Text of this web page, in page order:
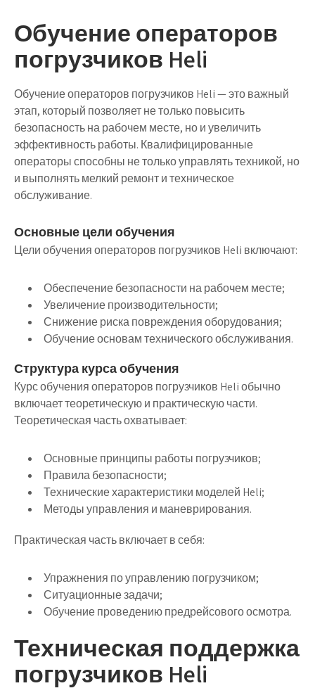
Обучение операторов
погрузчиков Heli
Обучение операторов погрузчиков Heli — это важный
этап, который позволяет не только повысить
безопасность на рабочем месте, но и увеличить
эффективность работы. Квалифицированные
операторы способны не только управлять техникой, но
и выполнять мелкий ремонт и техническое
обслуживание.
Основные цели обучения
Цели обучения операторов погрузчиков Heli включают:
Обеспечение безопасности на рабочем месте;
Увеличение производительности;
Снижение риска повреждения оборудования;
Обучение основам технического обслуживания.
Структура курса обучения
Курс обучения операторов погрузчиков Heli обычно
включает теоретическую и практическую части.
Теоретическая часть охватывает:
Основные принципы работы погрузчиков;
Правила безопасности;
Технические характеристики моделей Heli;
Методы управления и маневрирования.
Практическая часть включает в себя:
Упражнения по управлению погрузчиком;
Ситуационные задачи;
Обучение проведению предрейсового осмотра.
Техническая поддержка
погрузчиков Heli